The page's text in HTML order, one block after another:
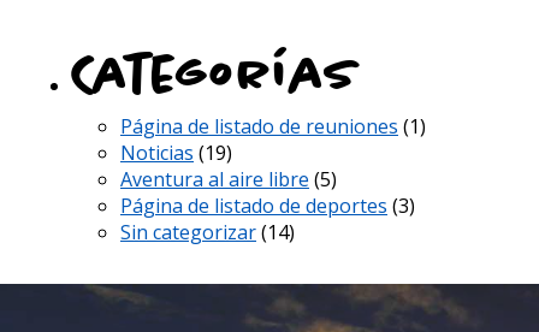
Categorías
Página de listado de reuniones (1)
Noticias (19)
Aventura al aire libre (5)
Página de listado de deportes (3)
Sin categorizar(14)